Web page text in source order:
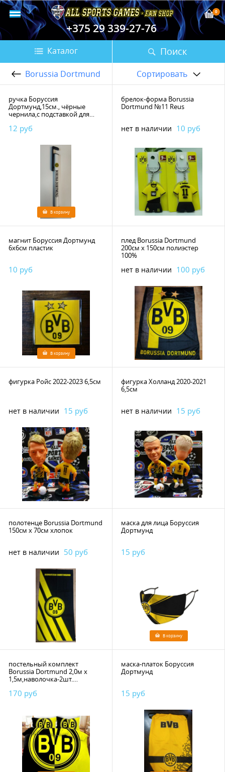
+375 29 339-27-76
Поиск
0
Каталог
Borussia Dortmund Сортировать
ручка Боруссия
Дортмунд,15см., чёрные
чернила,с подставкой для
12 руб
В корзину
брелок-форма Borussia
Dortmund №11 Reus
нет в наличии 10 руб
магнит Боруссия Дортмунд
6х6см пластик
10 руб
В корзину
плед Borussia Dortmund
200см х 150см полиэстер
100%
нет в наличии
100 руб
фигурка Ройс 2022-2023 6,5см
нет в наличии 15 руб
фигурка Холланд 2020-2021
6,5см
нет в наличии 15 руб
полотенце Borussia Dortmund
150см х 70см хлопок
нет в наличии 50 руб
маска для лица Боруссия
Дортмунд
15 руб
В корзину
постельный комплект
Borussia Dortmund 2,0м х
1,5м,наволочка-2шт.
100%
170 руб
маска-платок Боруссия
Дортмунд
15 руб